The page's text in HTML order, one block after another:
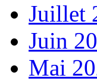
Juillet
Juin
Mai